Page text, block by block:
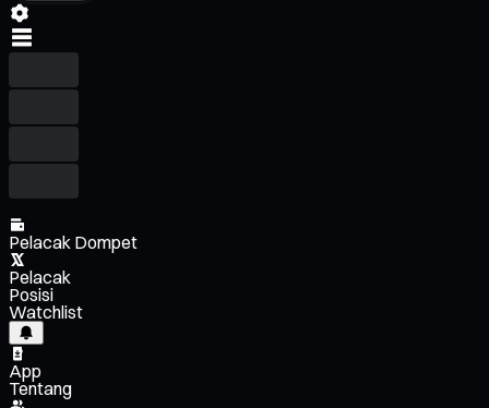
Pelacak Dompet
Pelacak
Posisi
Watchlist
App
Tentang